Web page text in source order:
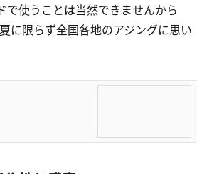
で使うことは当然できませんから
に限らず全国各地のアジングに思い